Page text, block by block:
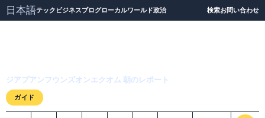
日本語テック ビジネスブログローカルワールド政治 検索お問い合わせ
ジアプアンフウンズオンエクオム 朝のレポート
ガイド